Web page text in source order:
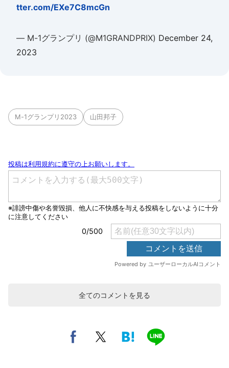
tter.com/EXe7C8mcGn
— M-1グランプリ (@M1GRANDPRIX) December 24,
2023
M-1グランプリ2023 山田邦子
全てのコメントを見る